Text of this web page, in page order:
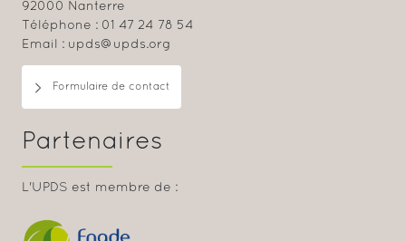
92000 Nanterre
Téléphone : 01 47 24 78 54
Email : upds@upds.org
Formulaire de contact
Partenaires
L'UPDS est membre de :